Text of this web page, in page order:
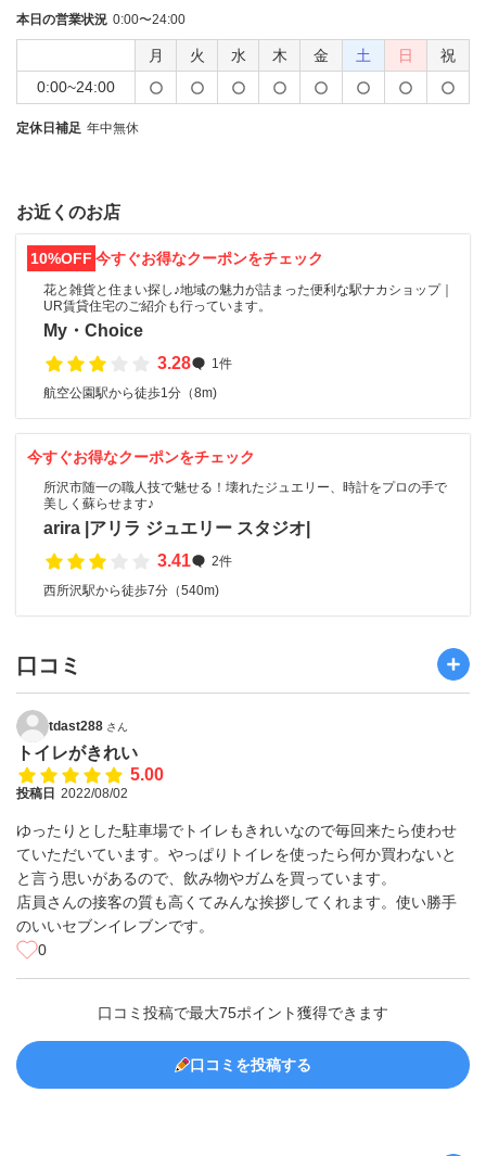
本日の営業状況 0:00〜24:00
月 火 水 木 金 土 日
祝
0:00~24:00
定休日補足 年中無休
お近くのお店
10%OFF 今すぐお得なクーポンをチェック
花と雑貨と住まい探し♪地域の魅力が詰まった便利な駅ナカショップ｜
UR賃貸住宅のご紹介も行っています。
My・Choice
3.28
1件
航空公園駅から徒歩1分（8m)
今すぐお得なクーポンをチェック
所沢市随一の職人技で魅せる！壊れたジュエリー、時計をプロの手で
美しく蘇らせます♪
arira |アリラ ジュエリー スタジオ|
3.41
2件
西所沢駅から徒歩7分（540m)
口コミ
tdast288 さん
トイレがきれい
5.00
投稿日 2022/08/02
ゆったりとした駐車場でトイレもきれいなので毎回来たら使わせ
ていただいています。やっぱりトイレを使ったら何か買わないと
と言う思いがあるので、飲み物やガムを買っています。
店員さんの接客の質も高くてみんな挨拶してくれます。使い勝手
のいいセブンイレブンです。
0
口コミ投稿で最大75ポイント獲得できます
口コミを投稿する